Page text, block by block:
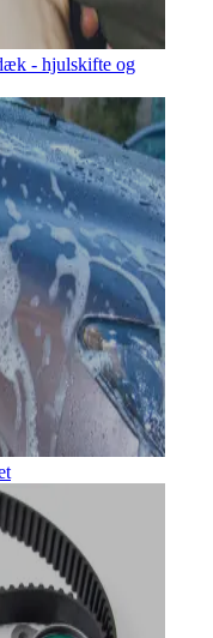
- hjulskifte og